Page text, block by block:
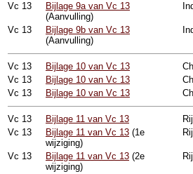
Vc 13
Bijlage 9a van Vc 13
(Aanvulling)
Vc 13
Bijlage 9b van Vc 13
(Aanvulling)
Vc 13 Bijlage 10 van Vc 13
Vc 13 Bijlage 10 van Vc 13
Vc 13 Bijlage 10 van Vc 13
Vc 13 Bijlage 11 van Vc 13
Vc 13 Bijlage 11 van Vc 13 (1e
wijziging)
Vc 13 Bijlage 11 van Vc 13 (2e
wijziging)